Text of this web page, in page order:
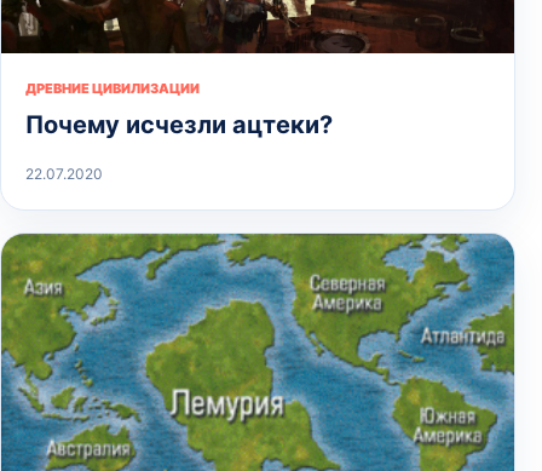
ДРЕВНИЕ ЦИВИЛИЗАЦИИ
Почему исчезли ацтеки?
22.07.2020